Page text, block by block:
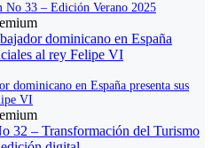
No 33 – Edición Verano 2025
dominicano en España presenta sus
VI